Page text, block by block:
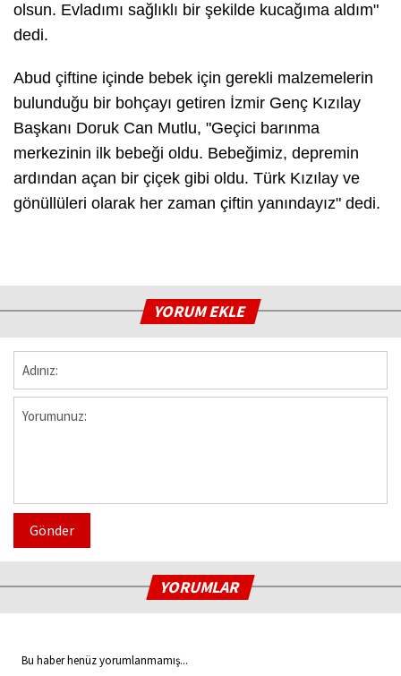
olsun. Evladımı sağlıklı bir şekilde kucağıma aldım"
dedi.
Abud çiftine içinde bebek için gerekli malzemelerin
bulunduğu bir bohçayı getiren İzmir Genç Kızılay
Başkanı Doruk Can Mutlu, "Geçici barınma
merkezinin ilk bebeği oldu. Bebeğimiz, depremin
ardından açan bir çiçek gibi oldu. Türk Kızılay ve
gönüllüleri olarak her zaman çiftin yanındayız" dedi.
YORUM EKLE
Gönder
YORUMLAR
Bu haber henüz yorumlanmamış...